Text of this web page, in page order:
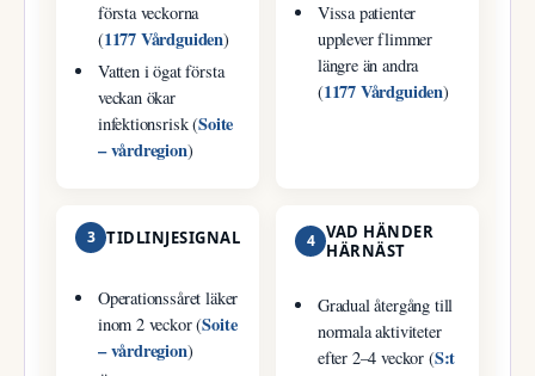
första veckorna
(1177 Vårdguiden)
Vatten i ögat första
veckan ökar
infektionsrisk (Soite
– vårdregion)
Vissa patienter
upplever flimmer
längre än andra
(1177 Vårdguiden)
3 TIDLINJESIGNAL
Operationssåret läker
inom 2 veckor (Soite
– vårdregion)
4 VAD HÄNDER
HÄRNÄST
Gradual återgång till
normala aktiviteter
efter 2–4 veckor (S:t